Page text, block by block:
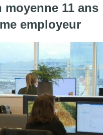
moyenne 11 ans
employeur